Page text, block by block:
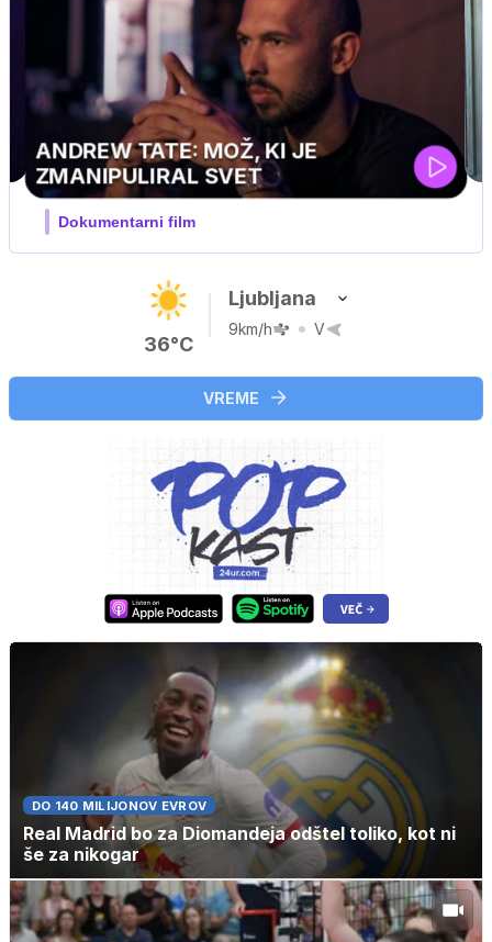
MOJ PRIJATELJ PINGVIN
Film meseca / družinski, pustolovski
36°C
Ljubljana
9km/h V
VREME
DO 140 MILIJONOV EVROV
Real Madrid bo za Diomandeja odštel toliko, kot ni
še za nikogar